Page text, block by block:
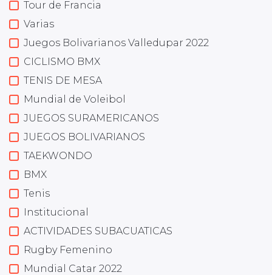
Tour de Francia
Varias
Juegos Bolivarianos Valledupar 2022
CICLISMO BMX
TENIS DE MESA
Mundial de Voleibol
JUEGOS SURAMERICANOS
JUEGOS BOLIVARIANOS
TAEKWONDO
BMX
Tenis
Institucional
ACTIVIDADES SUBACUATICAS
Rugby Femenino
Mundial Catar 2022